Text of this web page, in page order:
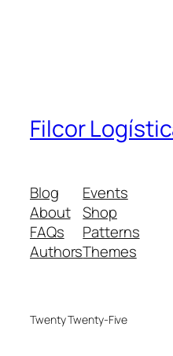
Filcor
Blog
About
FAQs
Authors
Events
Shop
Patterns
Themes
Twenty Twenty-Five